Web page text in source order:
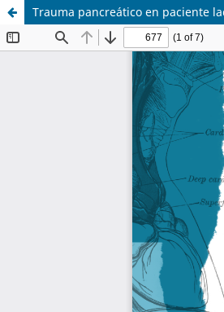
Trauma pancreático en paciente